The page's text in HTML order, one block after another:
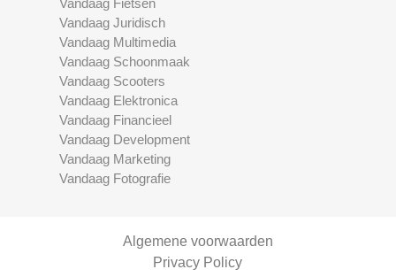
Vandaag Fietsen
Vandaag Juridisch
Vandaag Multimedia
Vandaag Schoonmaak
Vandaag Scooters
Vandaag Elektronica
Vandaag Financieel
Vandaag Development
Vandaag Marketing
Vandaag Fotografie
Algemene voorwaarden
Privacy Policy